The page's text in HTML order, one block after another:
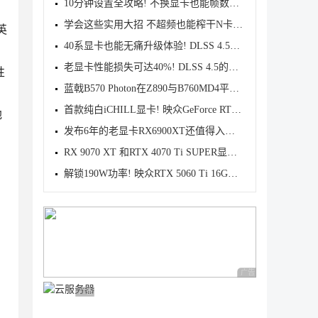
10分钟设置全攻略! 不换显卡也能帧数翻倍
学会这些实用大招 不超频也能榨干N卡显卡性能
40系显卡也能无痛升级体验! DLSS 4.5让新显卡如虎添翼
老显卡性能损失可达40%! DLSS 4.5的确很香但不一定适
蓝戟B570 Photon在Z890与B760MD4平台下的性能差异对比
首款纯白iCHILL显卡! 映众GeForce RTX 5060 8GB雪域冰
发布6年的老显卡RX6900XT还值得入手吗? 7款2K游戏性能
RX 9070 XT 和RTX 4070 Ti SUPER显卡怎么选? 4K游戏性
解锁190W功率! 映众RTX 5060 Ti 16GB超级冰龙显卡首发
广告 商业广告，理性
广告 商业广告，理性选择